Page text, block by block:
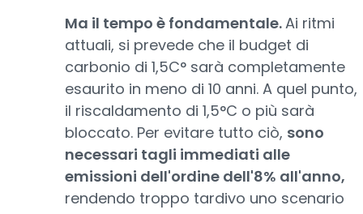
Ma il tempo è fondamentale.Ai ritmi
attuali, si prevede che il budget di
carbonio di 1,5C° sarà completamente
esaurito in meno di 10 anni. A quel punto,
il riscaldamento di 1,5°C o più sarà
bloccato. Per evitare tutto ciò, sono
necessari tagli immediati alle
emissioni dell'ordine dell'8% all'anno,
rendendo troppo tardivo uno scenario